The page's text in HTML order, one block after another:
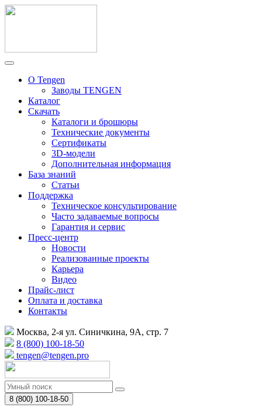
О Tengen
Заводы TENGEN
Каталог
Скачать
Каталоги и брошюры
Технические документы
Сертификаты
3D-модели
Дополнительная информация
База знаний
Статьи
Поддержка
Техническое консультирование
Часто задаваемые вопросы
Гарантия и сервис
Пресс-центр
Новости
Реализованные проекты
Карьера
Видео
Прайс-лист
Оплата и доставка
Контакты
Москва, 2-я ул. Синичкина, 9А, стр. 7
8 (800) 100-18-50
tengen@tengen.pro
8 (800) 100-18-50